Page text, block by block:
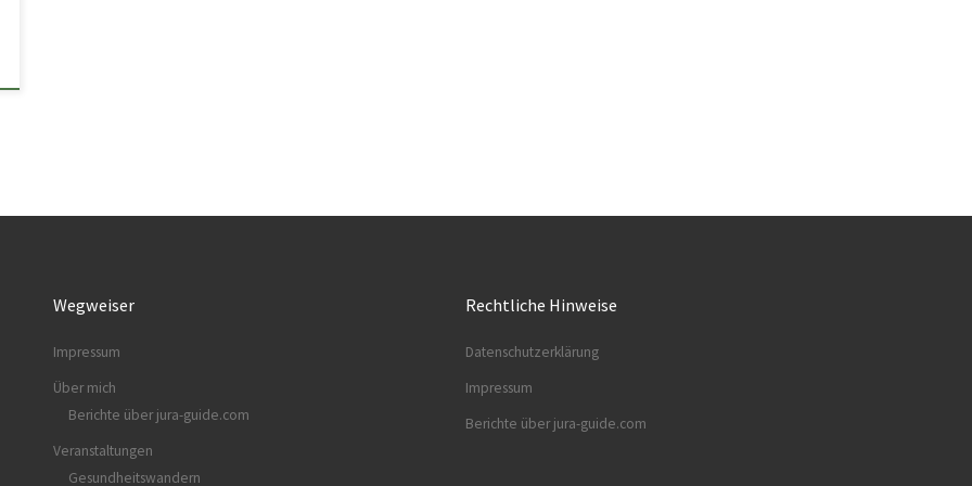
Wegweiser
Impressum
Über mich
Berichte über jura-guide.com
Veranstaltungen
Gesundheitswandern
Rechtliche Hinweise
Datenschutzerklärung
Impressum
Berichte über jura-guide.com